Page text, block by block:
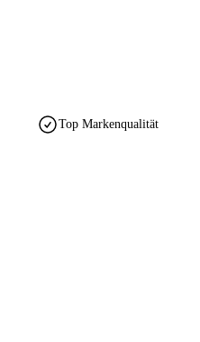
Top Markenqualität